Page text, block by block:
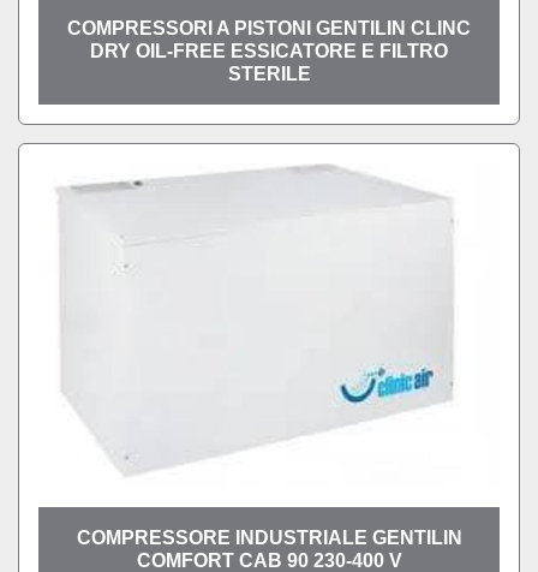
COMPRESSORI A PISTONI GENTILIN CLINC
DRY OIL-FREE ESSICATORE E FILTRO
STERILE
COMPRESSORE INDUSTRIALE GENTILIN
COMFORT CAB 90 230-400 V